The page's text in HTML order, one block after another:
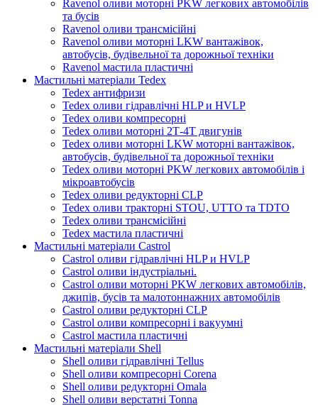
Ravenol оливи моторні PKW легкових автомобілів
та бусів
Ravenol оливи трансмісійні
Ravenol оливи моторні LKW вантажівок,
автобусів, будівельної та дорожньої техніки
Ravenol мастила пластичні
Мастильні матеріали Tedex
Tedex антифризи
Tedex оливи гідравлічні HLP и HVLP
Tedex оливи компресорні
Tedex оливи моторні 2Т-4Т двигунів
Tedex оливи моторні LKW моторні вантажівок,
автобусів, будівельної та дорожньої техніки
Tedex оливи моторні PKW легкових автомобілів і
мікроавтобусів
Tedex оливи редукторні CLP
Tedex оливи тракторні STOU, UTTO та TDTO
Tedex оливи трансмісійні
Tedex мастила пластичні
Мастильні матеріали Castrol
Castrol оливи гідравлічні HLP и HVLP
Castrol оливи індустріальні.
Castrol оливи моторні PKW легкових автомобілів,
джипів, бусів та малотоннажних автомобілів
Castrol оливи редукторні CLP
Castrol оливи компресорні і вакуумні
Castrol мастила пластичні
Мастильні матеріали Shell
Shell оливи гідравлічні Tellus
Shell оливи компресорні Corena
Shell оливи редукторні Omala
Shell оливи верстатні Tonna